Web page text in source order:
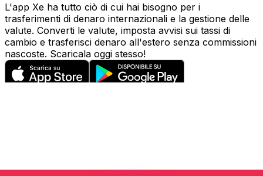
L'app Xe ha tutto ciò di cui hai bisogno per i
trasferimenti di denaro internazionali e la gestione delle
valute. Converti le valute, imposta avvisi sui tassi di
cambio e trasferisci denaro all'estero senza commissioni
nascoste. Scaricala oggi stesso!